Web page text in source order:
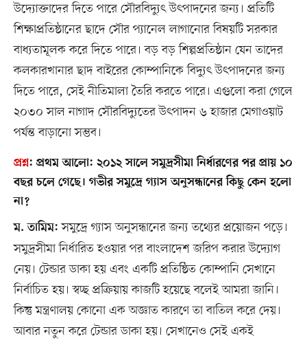
উদ্যোক্তাদের দিতে পারে সৌরবিদ্যুৎ উৎপাদনের জন্য। প্রতিটি
শিক্ষাপ্রতিষ্ঠানের ছাদে সৌর প্যানেল লাগানোর বিষয়টি সরকার
বাধ্যতামূলক করে দিতে পারে। বড় বড় শিল্পপ্রতিষ্ঠান যেন তাদের
কলকারখানার ছাদ বাইরের কোম্পানিকে বিদ্যুৎ উৎপাদনের জন্য
দিতে পারে, সেই নীতিমালা তৈরি করতে পারে। এগুলো করা গেলে
২০৩০ সাল নাগাদ সৌরবিদ্যুতের উৎপাদন ৬ হাজার মেগাওয়াট
পর্যন্ত বাড়ানো সম্ভব।
প্রশ্ন: প্রথম আলো: ২০১২ সালে সমুদ্রসীমা নির্ধারণের পর প্রায় ১০
বছর চলে গেছে। গভীর সমুদ্রে গ্যাস অনুসন্ধানের কিছু কেন হলো
না?
ম. তামিম: সমুদ্রে গ্যাস অনুসন্ধানের জন্য তথ্যের প্রয়োজন পড়ে।
সমুদ্রসীমা নির্ধারিত হওয়ার পর বাংলাদেশ জরিপ করার উদ্যোগ
নেয়। টেন্ডার ডাকা হয় এবং একটি প্রতিষ্ঠিত কোম্পানি সেখানে
নির্বাচিত হয়। স্বচ্ছ প্রক্রিয়ায় কাজটি হয়েছে বলেই আমরা জানি।
কিন্তু মন্ত্রণালয় কোনো এক অজ্ঞাত কারণে তা বাতিল করে দেয়।
আবার নতুন করে টেন্ডার ডাকা হয়। সেখানেও সেই একই